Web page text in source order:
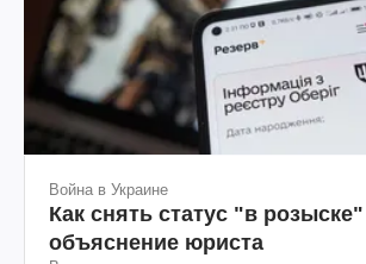
Война в Украине
Как снять статус "в
объяснение юриста